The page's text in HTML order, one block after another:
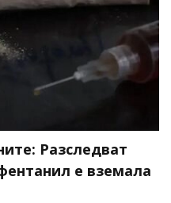
Разследват
е вземала